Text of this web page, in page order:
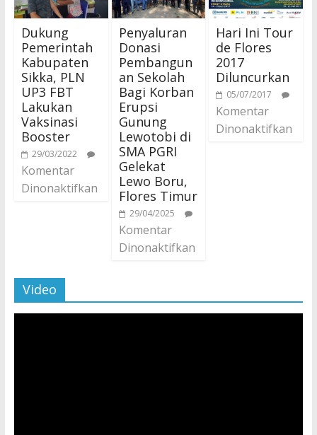
Dukung
Pemerintah
Kabupaten
Sikka, PLN
UP3 FBT
Lakukan
Vaksinasi
Booster
29/03/2022
Komentar
Dinonaktifkan
Penyaluran
Donasi
Pembangun
an Sekolah
Bagi Korban
Erupsi
Gunung
Lewotobi di
SMA PGRI
Gelekat
Lewo Boru,
Flores Timur
29/04/2025
Komentar
Dinonaktifkan
Hari Ini Tour
de Flores
2017
Diluncurkan
05/07/2017
Komentar
Dinonaktifkan
Video